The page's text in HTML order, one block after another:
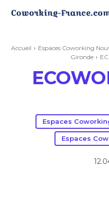
Accueil Espaces Coworking
Gironde
Espaces
Espaces